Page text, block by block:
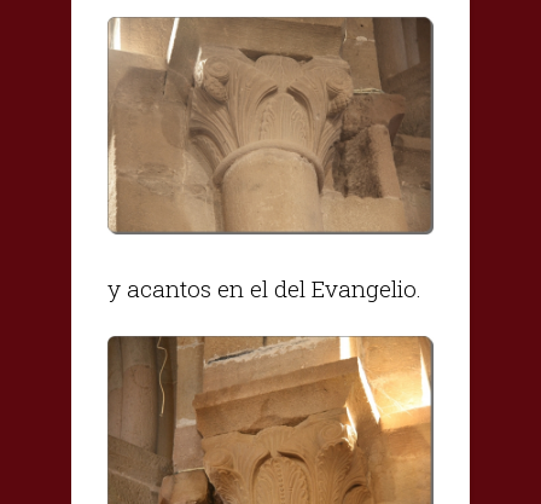
y acantos en el del Evangelio.